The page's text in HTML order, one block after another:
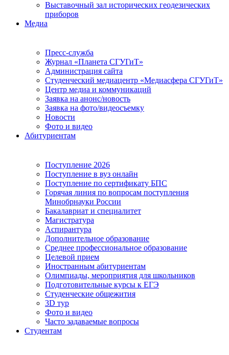
Выставочный зал исторических геодезических
приборов
Медиа
Пресс-служба
Журнал «Планета СГУГиТ»
Администрация сайта
Студенческий медиацентр «Медиасфера СГУГиТ»
Центр медиа и коммуникаций
Заявка на анонс/новость
Заявка на фото/видеосъемку
Новости
Фото и видео
Абитуриентам
Поступление 2026
Поступление в вуз онлайн
Поступление по сертификату БПС
Горячая линия по вопросам поступления
Минобрнауки России
Бакалавриат и специалитет
Магистратура
Аспирантура
Дополнительное образование
Среднее профессиональное образование
Целевой прием
Иностранным абитуриентам
Олимпиады, мероприятия для школьников
Подготовительные курсы к ЕГЭ
Студенческие общежития
3D тур
Фото и видео
Часто задаваемые вопросы
Студентам